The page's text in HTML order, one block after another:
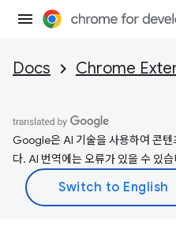
Docs Chrome
Google은 AI 기술을 사용하여 콘텐
다. AI 번역에는 오류가 있을 수 있